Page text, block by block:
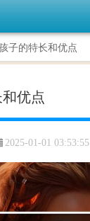
子的特长和优点
优点
2025-01-01 03:53:55